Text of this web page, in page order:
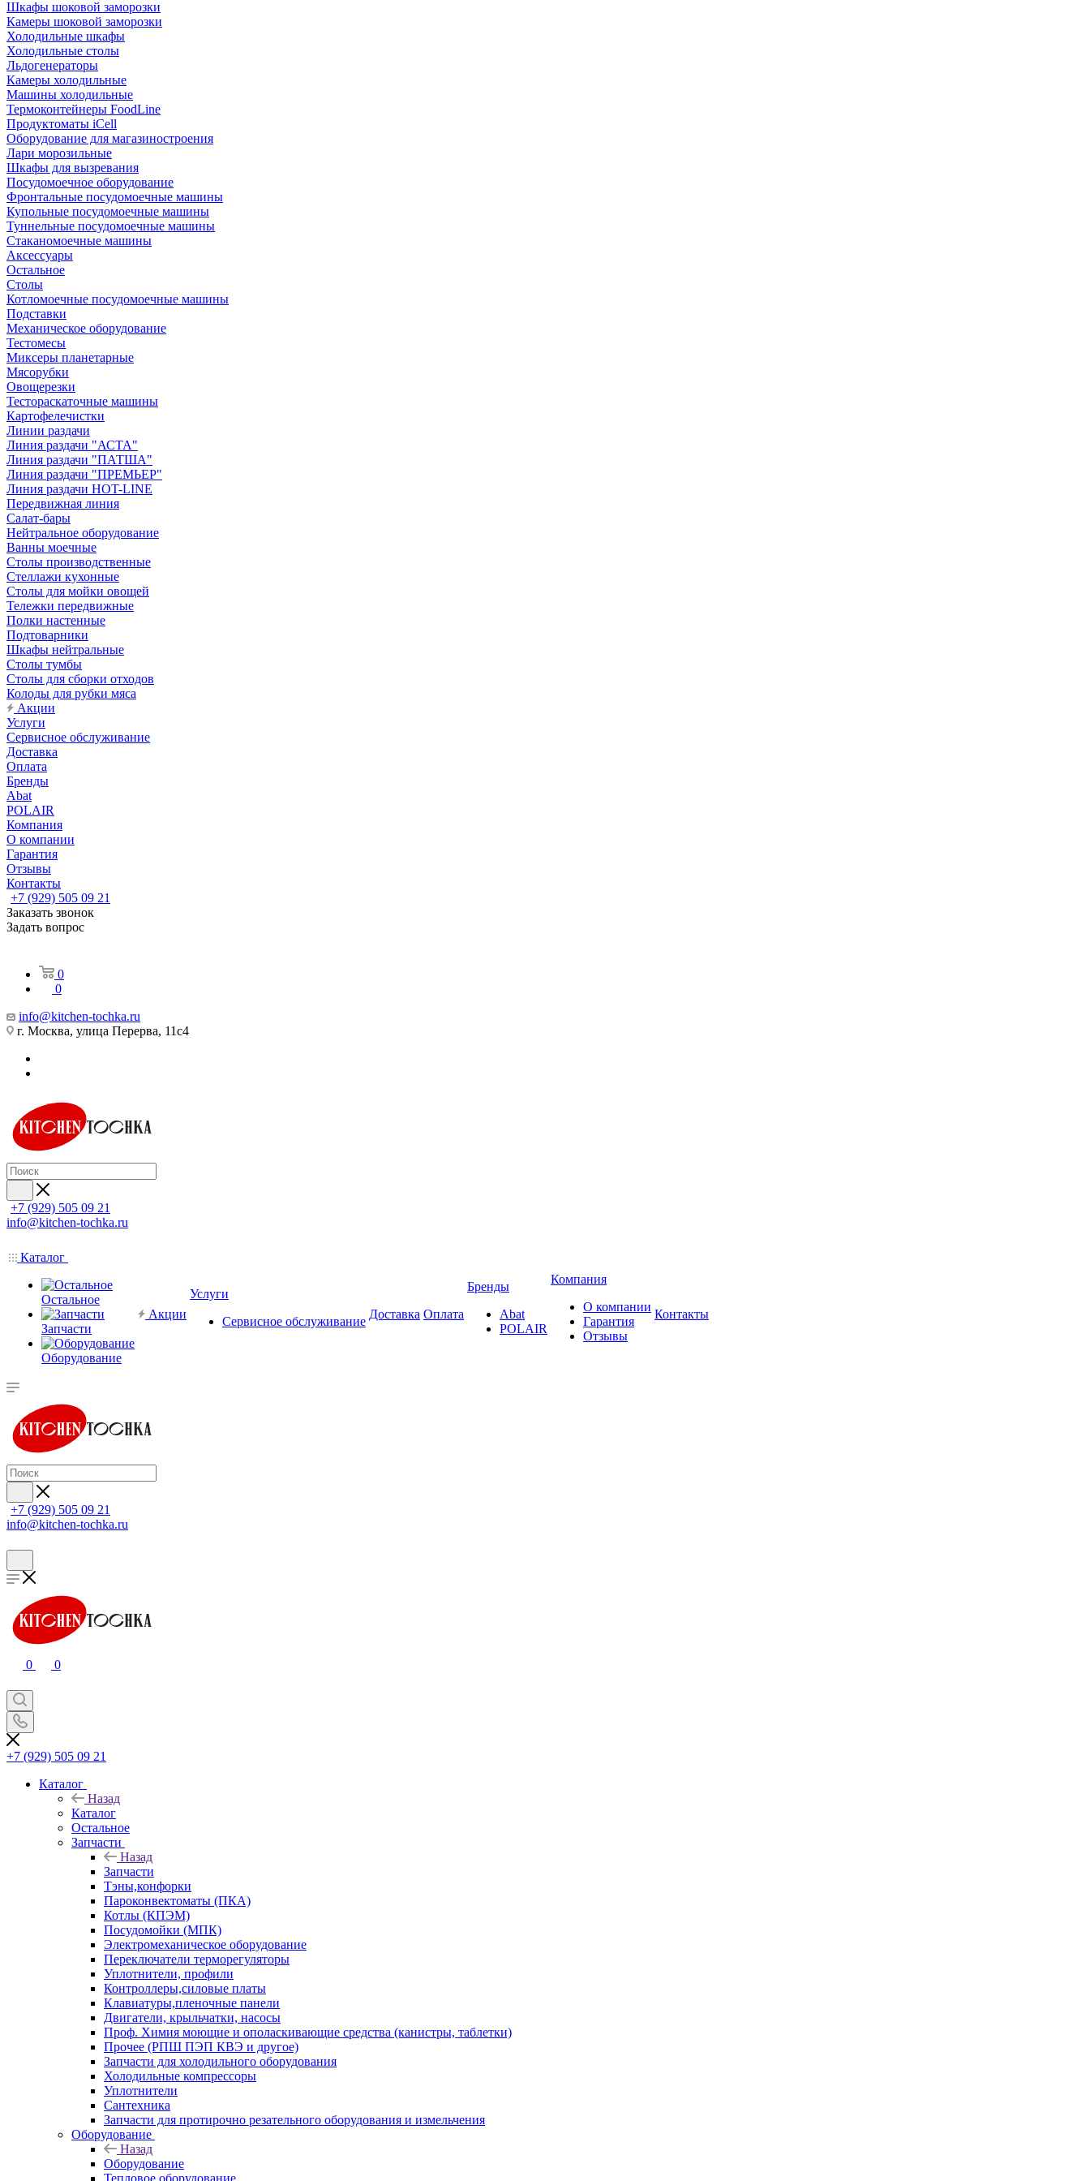
Шкафы шоковой заморозки
Камеры шоковой заморозки
Холодильные шкафы
Холодильные столы
Льдогенераторы
Камеры холодильные
Машины холодильные
Термоконтейнеры FoodLine
Продуктоматы iCell
Оборудование для магазиностроения
Лари морозильные
Шкафы для вызревания
Посудомоечное оборудование
Фронтальные посудомоечные машины
Купольные посудомоечные машины
Туннельные посудомоечные машины
Стаканомоечные машины
Аксессуары
Остальное
Столы
Котломоечные посудомоечные машины
Подставки
Механическое оборудование
Тестомесы
Миксеры планетарные
Мясорубки
Овощерезки
Тестораскаточные машины
Картофелечистки
Линии раздачи
Линия раздачи "АСТА"
Линия раздачи "ПАТША"
Линия раздачи "ПРЕМЬЕР"
Линия раздачи HOT-LINE
Передвижная линия
Салат-бары
Нейтральное оборудование
Ванны моечные
Столы производственные
Стеллажи кухонные
Столы для мойки овощей
Тележки передвижные
Полки настенные
Подтоварники
Шкафы нейтральные
Столы тумбы
Столы для сборки отходов
Колоды для рубки мяса
Акции
Услуги
Сервисное обслуживание
Доставка
Оплата
Бренды
Abat
POLAIR
Компания
О компании
Гарантия
Отзывы
Контакты
+7 (929) 505 09 21
Заказать звонок
Задать вопрос
0
0
info@kitchen-tochka.ru
г. Москва, улица Перерва, 11с4
+7 (929) 505 09 21
info@kitchen-tochka.ru
Каталог
Остальное
Запчасти
Оборудование
Акции
Услуги
Сервисное обслуживание
Доставка Оплата
Бренды
Abat
POLAIR
Компания
О компании
Гарантия
Отзывы
Контакты
+7 (929) 505 09 21
info@kitchen-tochka.ru
0 0
+7 (929) 505 09 21
Каталог
Назад
Каталог
Остальное
Запчасти
Назад
Запчасти
Тэны,конфорки
Пароконвектоматы (ПКА)
Котлы (КПЭМ)
Посудомойки (МПК)
Электромеханическое оборудование
Переключатели терморегуляторы
Уплотнители, профили
Контроллеры,силовые платы
Клавиатуры,пленочные панели
Двигатели, крыльчатки, насосы
Проф. Химия моющие и ополаскивающие средства (канистры, таблетки)
Прочее (РПШ ПЭП КВЭ и другое)
Запчасти для холодильного оборудования
Холодильные компрессоры
Уплотнители
Сантехника
Запчасти для протирочно резательного оборудования и измельчения
Оборудование
Назад
Оборудование
Тепловое оборудование